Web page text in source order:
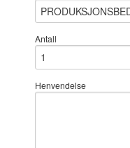
Antall
Henvendelse